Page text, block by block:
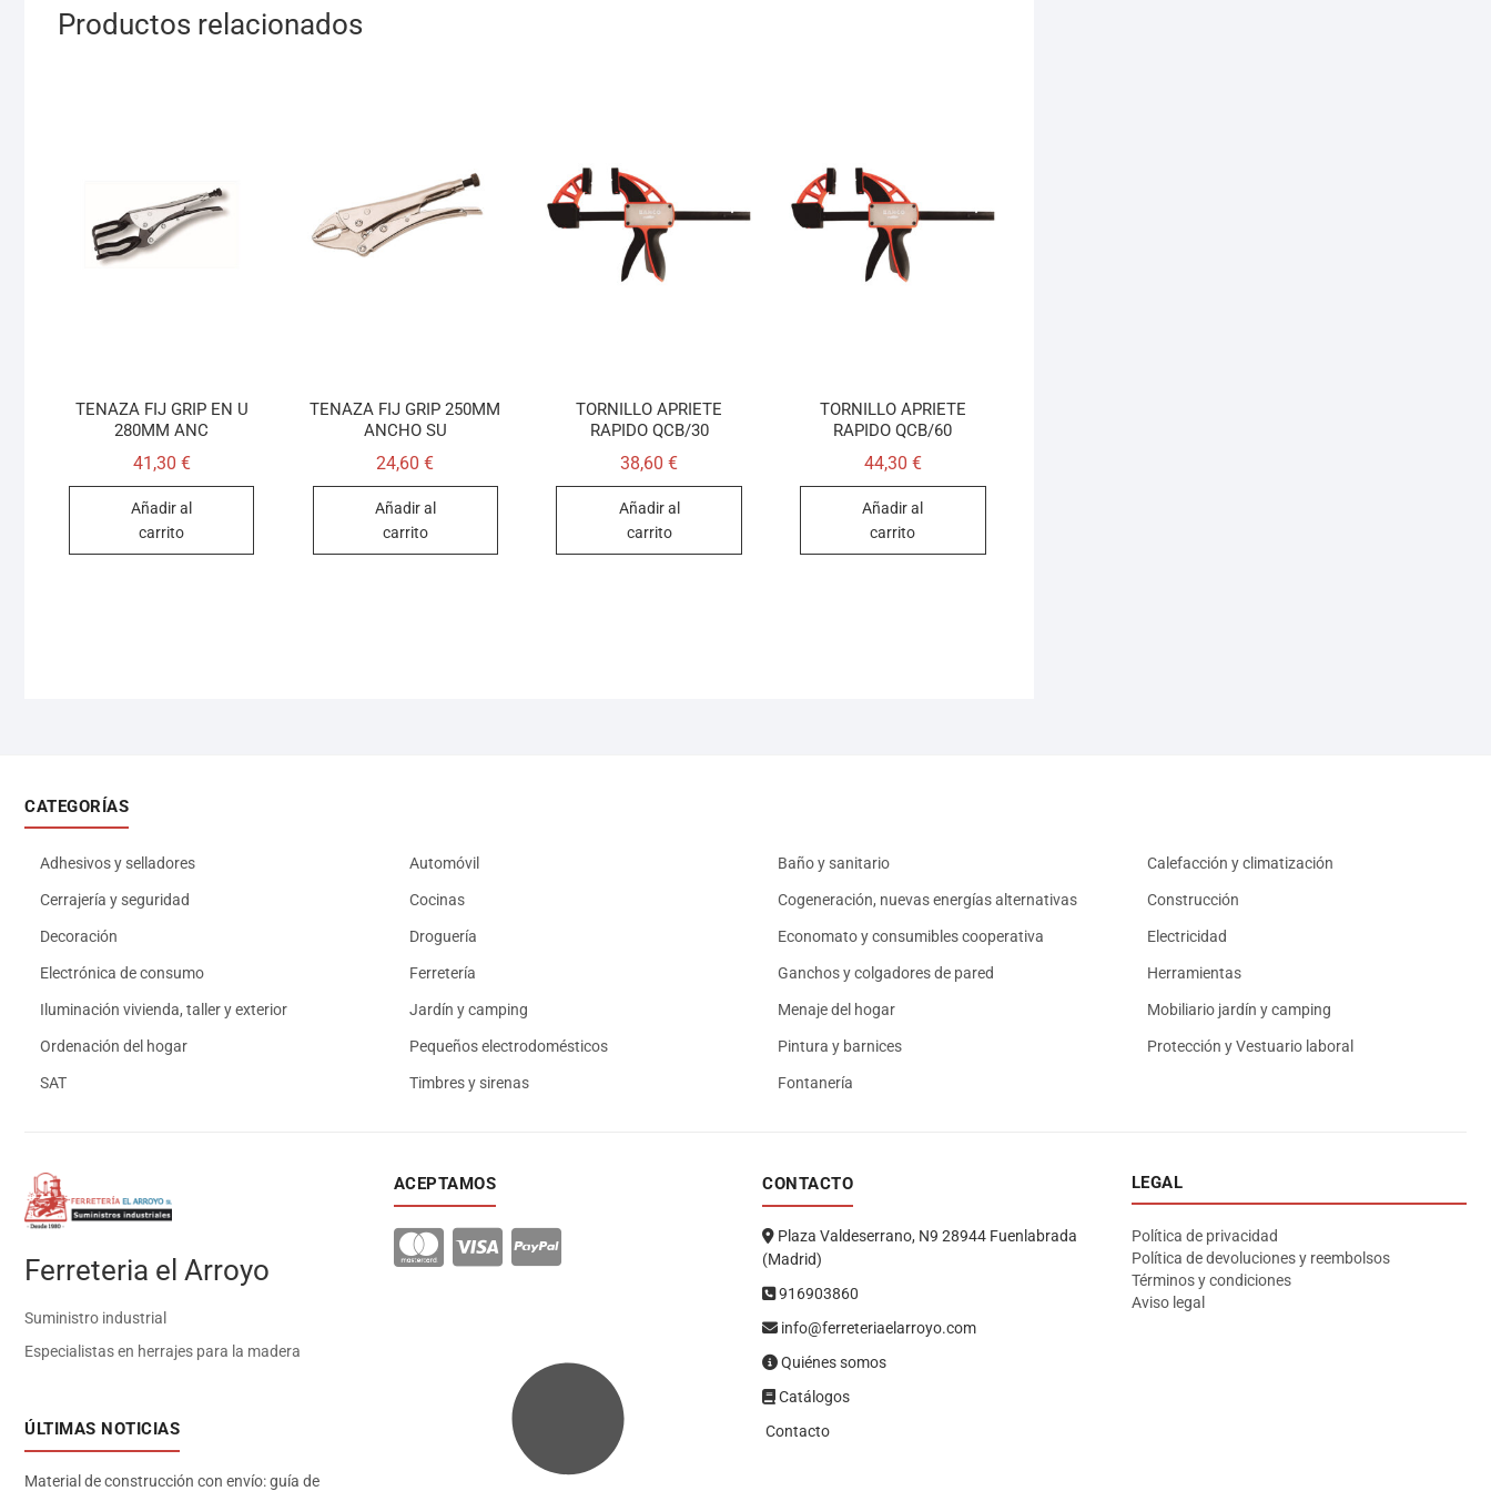
Productos relacionados
TENAZA FIJ GRIP EN U
280MM ANC
41,30 €
Añadir al
carrito
TENAZA FIJ GRIP 250MM
ANCHO SU
24,60€
Añadir al
carrito
TORNILLO APRIETE
RAPIDO QCB/30
38,60€
Añadir al
carrito
TORNILLO APRIETE
RAPIDO QCB/60
44,30 €
Añadir al
carrito
CATEGORÍAS
Adhesivos y selladores Automóvil Baño y sanitario Calefacción y climatización
Cerrajería y seguridad Cocinas Cogeneración, nuevas energías alternativas Construcción
Decoración Droguería Economato y consumibles cooperativa Electricidad
Electrónica de consumo Ferretería Ganchos y colgadores de pared Herramientas
Iluminación vivienda, taller y exterior Jardín y camping Menaje del hogar Mobiliario jardín y camping
Ordenación del hogar Pequeños electrodomésticos Pintura y barnices Protección y Vestuario laboral
SAT Timbres y sirenas Fontanería
Ferreteria el Arroyo
Suministro industrial
Especialistas en herrajes para la madera
ÚLTIMAS NOTICIAS
Material de construcción con envío: guía de
ACEPTAMOS CONTACTO
Plaza Valdeserrano, N9 28944 Fuenlabrada
(Madrid)
916903860
info@ferreteriaelarroyo.com
Quiénes somos
Catálogos
Contacto
LEGAL
Política de privacidad
Política de devoluciones y reembolsos
Términos y condiciones
Aviso legal
Asesor El Arroyo
En línea · responde en segundos
WhatsApp